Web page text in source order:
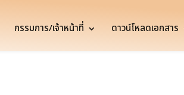
กรรมการ/เจ้าหน้าที่ ดาวน์โหลดเอกสาร